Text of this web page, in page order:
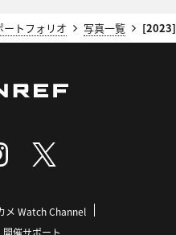
播磨へ
でとうございます。
ートフォリオ 写真一覧
メ Watch Channel
催サポート